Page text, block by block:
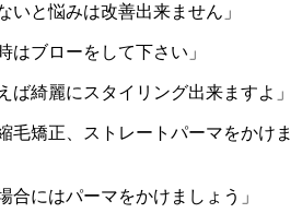
いと悩みは改善出来ません」
はブローをして下さい」
ば綺麗にスタイリング出来ますよ」
毛矯正、ストレートパーマをかけま
合にはパーマをかけましょう」